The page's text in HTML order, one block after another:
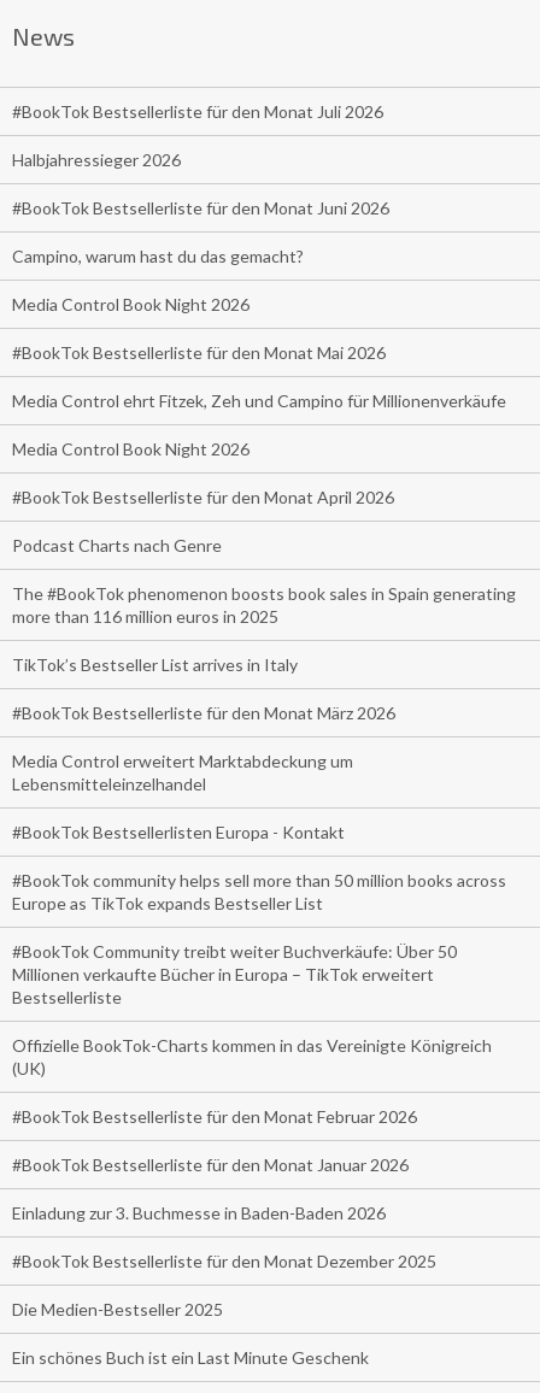
News
#BookTok Bestsellerliste für den Monat Juli 2026
Halbjahressieger 2026
#BookTok Bestsellerliste für den Monat Juni 2026
Campino, warum hast du das gemacht?
Media Control Book Night 2026
#BookTok Bestsellerliste für den Monat Mai 2026
Media Control ehrt Fitzek, Zeh und Campino für Millionenverkäufe
Media Control Book Night 2026
#BookTok Bestsellerliste für den Monat April 2026
Podcast Charts nach Genre
The #BookTok phenomenon boosts book sales in Spain generating
more than 116 million euros in 2025
TikTok’s Bestseller List arrives in Italy
#BookTok Bestsellerliste für den Monat März 2026
Media Control erweitert Marktabdeckung um
Lebensmitteleinzelhandel
#BookTok Bestsellerlisten Europa - Kontakt
#BookTok community helps sell more than 50 million books across
Europe as TikTok expands Bestseller List
#BookTok Community treibt weiter Buchverkäufe: Über 50
Millionen verkaufte Bücher in Europa – TikTok erweitert
Bestsellerliste
Offizielle BookTok-Charts kommen in das Vereinigte Königreich
(UK)
#BookTok Bestsellerliste für den Monat Februar 2026
#BookTok Bestsellerliste für den Monat Januar 2026
Einladung zur 3. Buchmesse in Baden-Baden 2026
#BookTok Bestsellerliste für den Monat Dezember 2025
Die Medien-Bestseller 2025
Ein schönes Buch ist ein Last Minute Geschenk